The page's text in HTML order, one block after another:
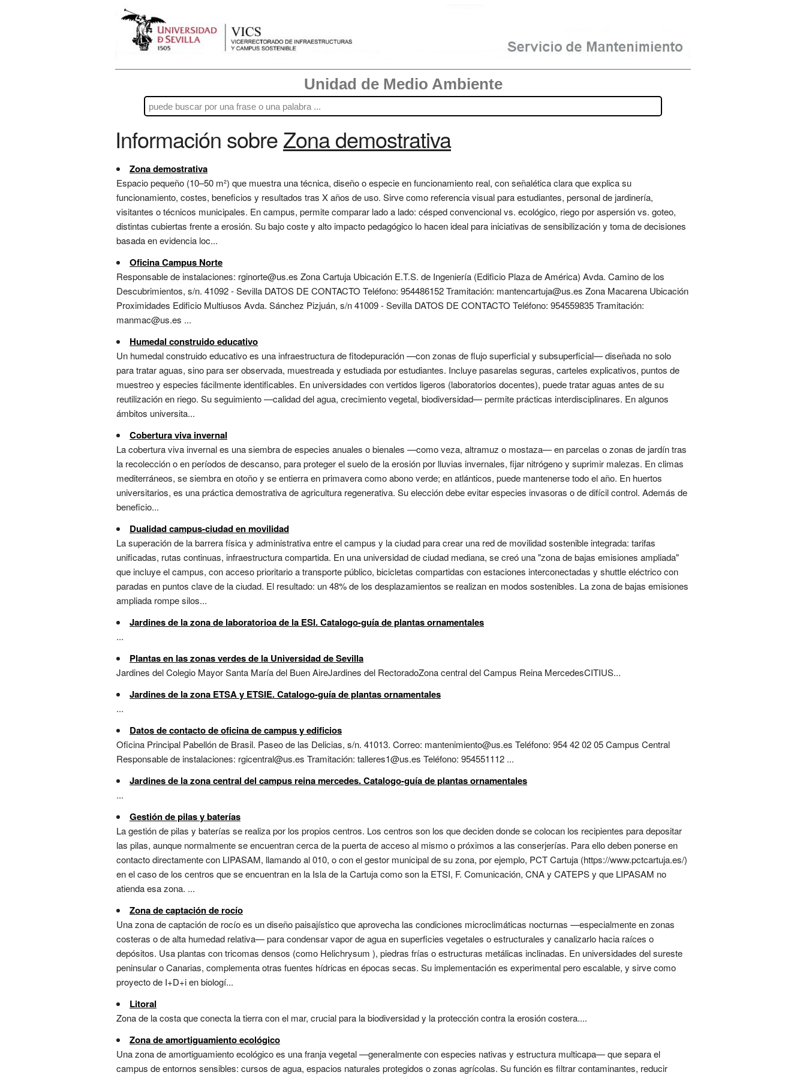
Unidad de Medio Ambiente
Información sobreZona demostrativa
Zona demostrativa
Espacio pequeño (10–50 m²) que muestra una técnica, diseño o especie en funcionamiento real, con señalética clara que explica su
funcionamiento, costes, beneficios y resultados tras X años de uso. Sirve como referencia visual para estudiantes, personal de jardinería,
visitantes o técnicos municipales. En campus, permite comparar lado a lado: césped convencional vs. ecológico, riego por aspersión vs. goteo,
distintas cubiertas frente a erosión. Su bajo coste y alto impacto pedagógico lo hacen ideal para iniciativas de sensibilización y toma de decisiones
basada en evidencia loc...
Oficina Campus Norte
Responsable de instalaciones: rginorte@us.es Zona Cartuja Ubicación E.T.S. de Ingeniería (Edificio Plaza de América) Avda. Camino de los
Descubrimientos, s/n. 41092 - Sevilla DATOS DE CONTACTO Teléfono: 954486152 Tramitación: mantencartuja@us.es Zona Macarena Ubicación
Proximidades Edificio Multiusos Avda. Sánchez Pizjuán, s/n 41009 - Sevilla DATOS DE CONTACTO Teléfono: 954559835 Tramitación:
manmac@us.es ...
Humedal construido educativo
Un humedal construido educativo es una infraestructura de fitodepuración —con zonas de flujo superficial y subsuperficial— diseñada no solo
para tratar aguas, sino para ser observada, muestreada y estudiada por estudiantes. Incluye pasarelas seguras, carteles explicativos, puntos de
muestreo y especies fácilmente identificables. En universidades con vertidos ligeros (laboratorios docentes), puede tratar aguas antes de su
reutilización en riego. Su seguimiento —calidad del agua, crecimiento vegetal, biodiversidad— permite prácticas interdisciplinares. En algunos
ámbitos universita...
Cobertura viva invernal
La cobertura viva invernal es una siembra de especies anuales o bienales —como veza, altramuz o mostaza— en parcelas o zonas de jardín tras
la recolección o en períodos de descanso, para proteger el suelo de la erosión por lluvias invernales, fijar nitrógeno y suprimir malezas. En climas
mediterráneos, se siembra en otoño y se entierra en primavera como abono verde; en atlánticos, puede mantenerse todo el año. En huertos
universitarios, es una práctica demostrativa de agricultura regenerativa. Su elección debe evitar especies invasoras o de difícil control. Además de
beneficio...
Dualidad campus-ciudad en movilidad
La superación de la barrera física y administrativa entre el campus y la ciudad para crear una red de movilidad sostenible integrada: tarifas
unificadas, rutas continuas, infraestructura compartida. En una universidad de ciudad mediana, se creó una "zona de bajas emisiones ampliada"
que incluye el campus, con acceso prioritario a transporte público, bicicletas compartidas con estaciones interconectadas y shuttle eléctrico con
paradas en puntos clave de la ciudad. El resultado: un 48% de los desplazamientos se realizan en modos sostenibles. La zona de bajas emisiones
ampliada rompe silos...
Jardines de la zona de laboratorioa de la ESI. Catalogo-guía de plantas ornamentales
...
Plantas en las zonas verdes de la Universidad de Sevilla
Jardines del Colegio Mayor Santa María del Buen AireJardines del RectoradoZona central del Campus Reina MercedesCITIUS...
Jardines de la zona ETSA y ETSIE. Catalogo-guía de plantas ornamentales
...
Datos de contacto de oficina de campus y edificios
Oficina Principal Pabellón de Brasil. Paseo de las Delicias, s/n. 41013. Correo: mantenimiento@us.es Teléfono: 954 42 02 05 Campus Central
Responsable de instalaciones: rgicentral@us.es Tramitación: talleres1@us.es Teléfono: 954551112 ...
Jardines de la zona central del campus reina mercedes. Catalogo-guía de plantas ornamentales
...
Gestión de pilas y baterías
La gestión de pilas y baterías se realiza por los propios centros. Los centros son los que deciden donde se colocan los recipientes para depositar
las pilas, aunque normalmente se encuentran cerca de la puerta de acceso al mismo o próximos a las conserjerías. Para ello deben ponerse en
contacto directamente con LIPASAM, llamando al 010, o con el gestor municipal de su zona, por ejemplo, PCT Cartuja (https://www.pctcartuja.es/)
en el caso de los centros que se encuentran en la Isla de la Cartuja como son la ETSI, F. Comunicación, CNA y CATEPS y que LIPASAM no
atienda esa zona. ...
Zona de captación de rocío
Una zona de captación de rocío es un diseño paisajístico que aprovecha las condiciones microclimáticas nocturnas —especialmente en zonas
costeras o de alta humedad relativa— para condensar vapor de agua en superficies vegetales o estructurales y canalizarlo hacia raíces o
depósitos. Usa plantas con tricomas densos (como Helichrysum ), piedras frías o estructuras metálicas inclinadas. En universidades del sureste
peninsular o Canarias, complementa otras fuentes hídricas en épocas secas. Su implementación es experimental pero escalable, y sirve como
proyecto de I+D+i en biologí...
Litoral
Zona de la costa que conecta la tierra con el mar, crucial para la biodiversidad y la protección contra la erosión costera....
Zona de amortiguamiento ecológico
Una zona de amortiguamiento ecológico es una franja vegetal —generalmente con especies nativas y estructura multicapa— que separa el
campus de entornos sensibles: cursos de agua, espacios naturales protegidos o zonas agrícolas. Su función es filtrar contaminantes, reducir